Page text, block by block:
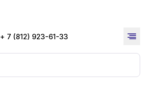
+ 7 (812) 923-61-33